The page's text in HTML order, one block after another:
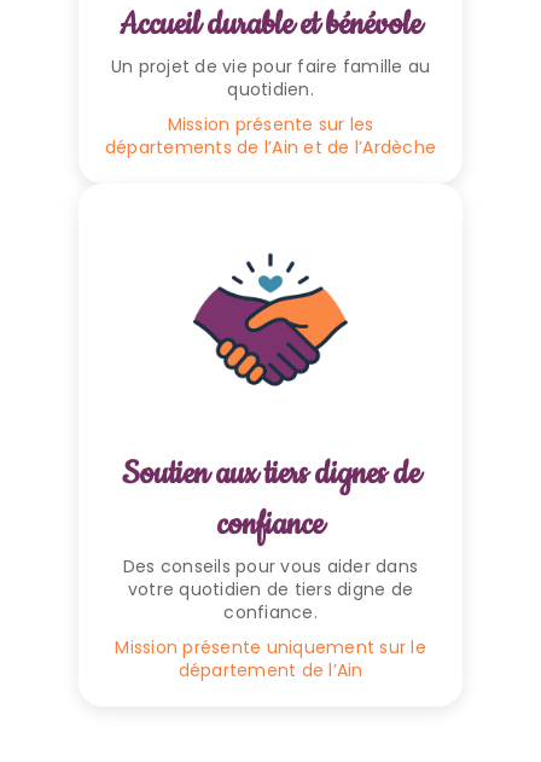
Accueil durable et bénévole
Un projet de vie pour faire famille au
quotidien.
Mission présente sur les
départements de l’Ain et de l’Ardèche
Soutien aux tiers dignes de
confiance
Des conseils pour vous aider dans
votre quotidien de tiers digne de
confiance.
Mission présente uniquement sur le
département de l’Ain